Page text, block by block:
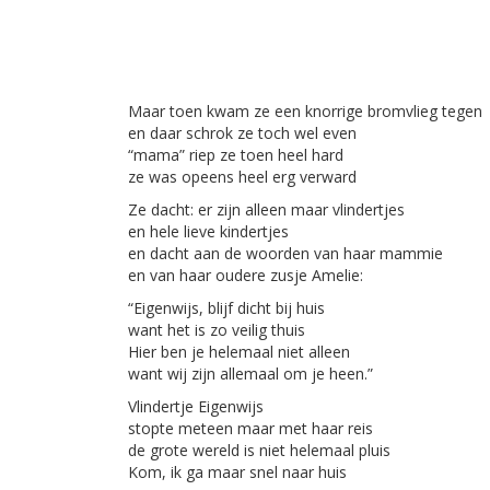
Maar toen kwam ze een knorrige bromvlieg tegen
en daar schrok ze toch wel even
“mama” riep ze toen heel hard
ze was opeens heel erg verward
Ze dacht: er zijn alleen maar vlindertjes
en hele lieve kindertjes
en dacht aan de woorden van haar mammie
en van haar oudere zusje Amelie:
“Eigenwijs, blijf dicht bij huis
want het is zo veilig thuis
Hier ben je helemaal niet alleen
want wij zijn allemaal om je heen.”
Vlindertje Eigenwijs
stopte meteen maar met haar reis
de grote wereld is niet helemaal pluis
Kom, ik ga maar snel naar huis